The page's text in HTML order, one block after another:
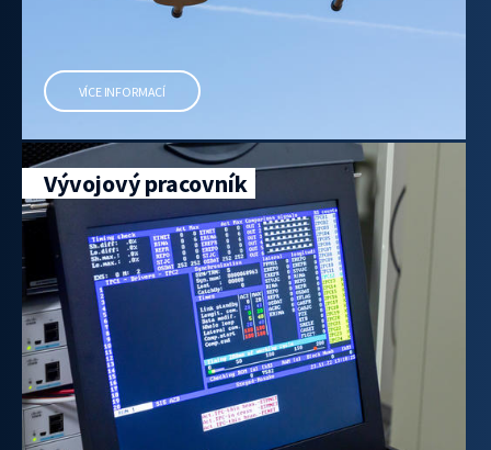
VÍCE INFORMACÍ
Vývojový pracovník